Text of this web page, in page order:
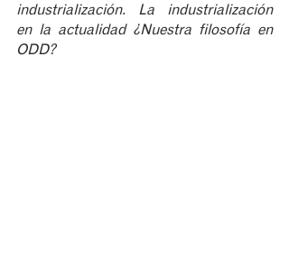
industrialización. La industrialización
en la actualidad ¿Nuestra filosofía en
ODD?